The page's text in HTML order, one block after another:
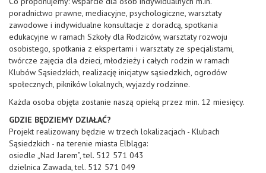
poradnictwo prawne, mediacyjne, psychologiczne, warsztaty
zawodowe i indywidualne konsultacje z doradcą, spotkania
edukacyjne w ramach Szkoły dla Rodziców, warsztaty rozwoju
osobistego, spotkania z ekspertami i warsztaty ze specjalistami,
twórcze zajęcia dla dzieci, młodzieży i całych rodzin w ramach
Klubów Sąsiedzkich, realizację inicjatyw sąsiedzkich, ogrodów
społecznych, pikników lokalnych, wyjazdy rodzinne.
Każda osoba objęta zostanie naszą opieką przez min. 12 miesięcy.
GDZIE BĘDZIEMY DZIAŁAĆ?
Projekt realizowany będzie w trzech lokalizacjach - Klubach
Sąsiedzkich - na terenie miasta Elbląga:
osiedle „Nad Jarem”, tel. 512 571 043
dzielnica Zawada, tel. 512 571 049